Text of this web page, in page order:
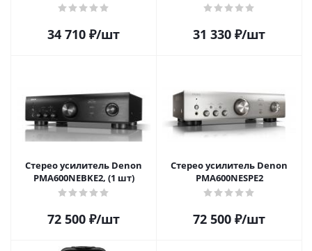
34 710 ₽/шт 31 330 ₽/шт
Стерео усилитель Denon
PMA600NEBKE2, (1 шт)
72 500 ₽/шт
Стерео усилитель Denon
PMA600NESPE2
72 500 ₽/шт